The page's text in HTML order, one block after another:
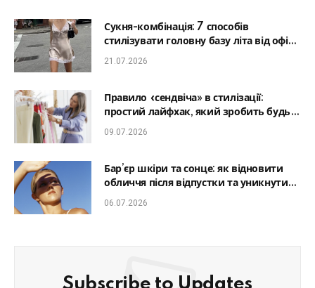
Сукня-комбінація: 7 способів
стилізувати головну базу літа від офісу
до романтичної вечері
21.07.2026
Правило «сендвіча» в стилізації:
простий лайфхак, який зробить будь-
який образ гармонійним
09.07.2026
Бар’єр шкіри та сонце: як відновити
обличчя після відпустки та уникнути
фотостаріння
06.07.2026